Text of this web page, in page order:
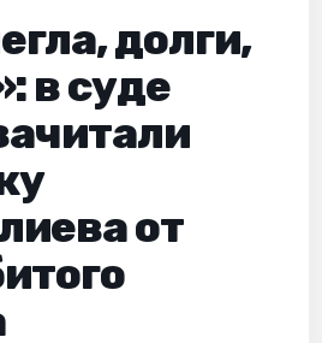
долги,
в суде
от